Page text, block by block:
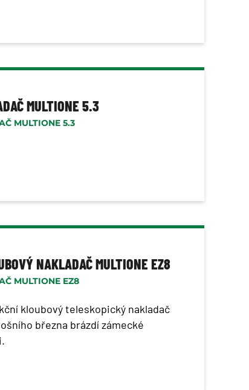
MULTIONE 5.3
MULTIONE 5.3
NAKLADAČ MULTIONE EZ8
MULTIONE EZ8
kloubový teleskopický nakladač
března brázdí zámecké